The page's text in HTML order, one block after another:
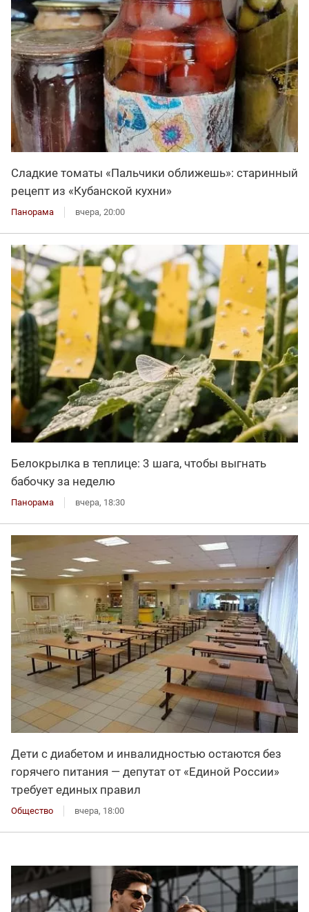
Сладкие томаты «Пальчики оближешь»: старинный
рецепт из «Кубанской кухни»
Панорама вчера, 20:00
Белокрылка в теплице: 3 шага, чтобы выгнать
бабочку за неделю
Панорама вчера, 18:30
Дети с диабетом и инвалидностью остаются без
горячего питания — депутат от «Единой России»
требует единых правил
Общество вчера, 18:00